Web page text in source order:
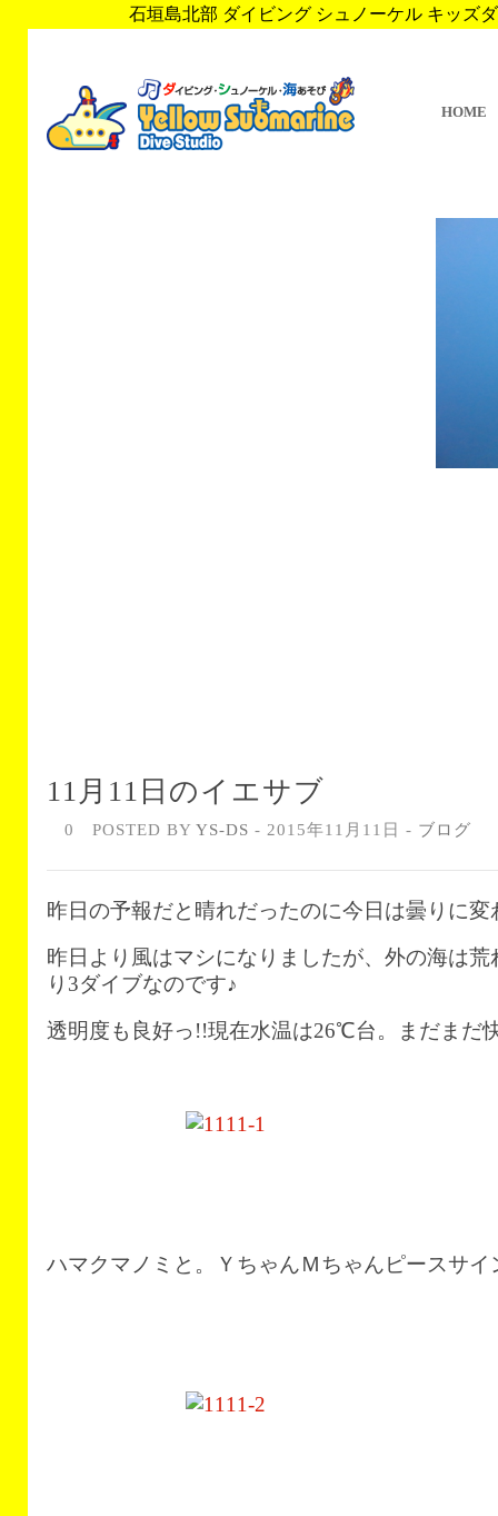
石垣島北部 ダイビング シュノーケル キッズ
HOME
11月11日のイエサブ
0 POSTED BY YS-DS - 2015年11月11日 - ブログ
昨日の予報だと晴れだったのに今日は曇りに
昨日より風はマシになりましたが、外の海は
り3ダイブなのです♪
透明度も良好っ!!現在水温は26℃台。まだまだ
ハマクマノミと。ＹちゃんＭちゃんピースサ